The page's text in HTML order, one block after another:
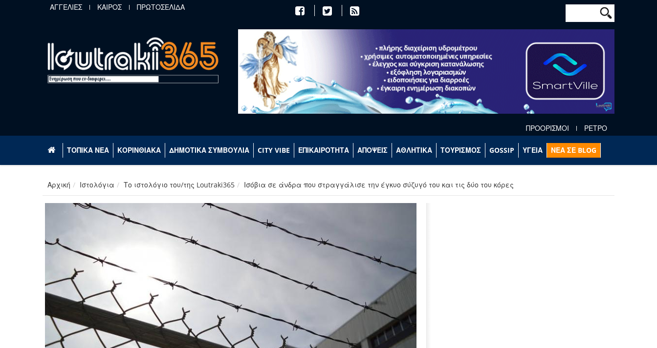
Παράκαμψη προς το κυρίως περιεχόμενο
ΑΓΓΕΛΙΕΣ ΚΑΙΡΟΣ ΠΡΩΤΟΣΕΛΙΔΑ Φόρμα
Αναζήτηση
ΠΡΟΟΡΙΣΜΟΙ ΡΕΤΡΟ
ΤΟΠΙΚΑ ΝΕΑ ΚΟΡΙΝΘΙΑΚΑ ΔΗΜΟΤΙΚΑ ΣΥΜΒΟΥΛΙΑ CITY VIBE ΕΠΙΚΑΙΡΟΤΗΤΑ ΑΠΟΨΕΙΣ ΑΘΛΗΤΙΚΑ ΤΟΥΡΙΣΜΟΣ GOSSIP ΥΓΕΙΑ ΝΕΑ ΣΕ BLOG
Αρχική Ιστολόγια Το ιστολόγιο του/της Loutraki365 Ισόβια σε άνδρα που στραγγάλισε την έγκυο σύζυγό του και τις δύο του κόρες